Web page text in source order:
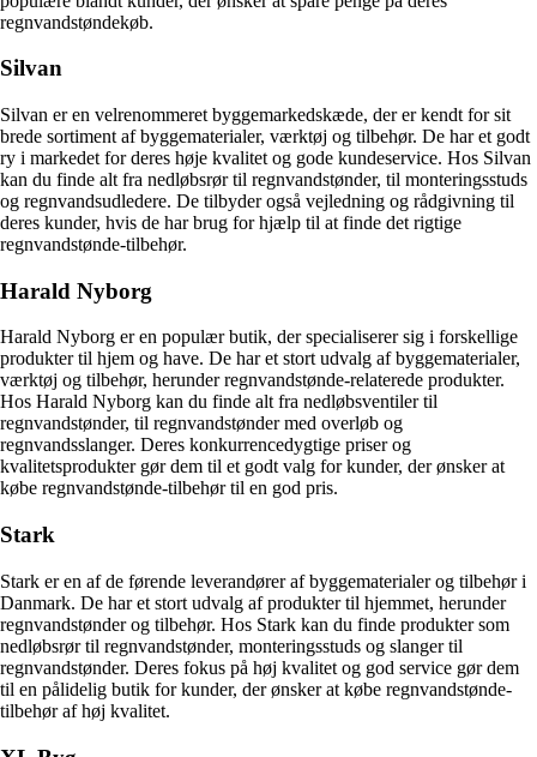
regnvandstøndekøb.
Silvan
Silvan er en velrenommeret byggemarkedskæde, der er kendt for sit
brede sortiment af byggematerialer, værktøj og tilbehør. De har et godt
ry i markedet for deres høje kvalitet og gode kundeservice. Hos Silvan
kan du finde alt fra nedløbsrør til regnvandstønder, til monteringsstuds
og regnvandsudledere. De tilbyder også vejledning og rådgivning til
deres kunder, hvis de har brug for hjælp til at finde det rigtige
regnvandstønde-tilbehør.
Harald Nyborg
Harald Nyborg er en populær butik, der specialiserer sig i forskellige
produkter til hjem og have. De har et stort udvalg af byggematerialer,
værktøj og tilbehør, herunder regnvandstønde-relaterede produkter.
Hos Harald Nyborg kan du finde alt fra nedløbsventiler til
regnvandstønder, til regnvandstønder med overløb og
regnvandsslanger. Deres konkurrencedygtige priser og
kvalitetsprodukter gør dem til et godt valg for kunder, der ønsker at
købe regnvandstønde-tilbehør til en god pris.
Stark
Stark er en af de førende leverandører af byggematerialer og tilbehør i
Danmark. De har et stort udvalg af produkter til hjemmet, herunder
regnvandstønder og tilbehør. Hos Stark kan du finde produkter som
nedløbsrør til regnvandstønder, monteringsstuds og slanger til
regnvandstønder. Deres fokus på høj kvalitet og god service gør dem
til en pålidelig butik for kunder, der ønsker at købe regnvandstønde-
tilbehør af høj kvalitet.